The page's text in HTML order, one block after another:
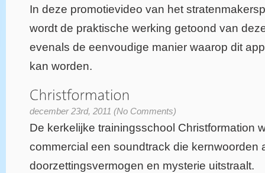
In deze promotievideo van het
wordt de praktische werking getoond van
evenals de eenvoudige manier waarop dit
kan worden.
december 23rd, 2011 (No Comments)
De kerkelijke trainingsschool Christformation
commercial een soundtrack die kernwoorden
doorzettingsvermogen en mysterie uitstraalt.